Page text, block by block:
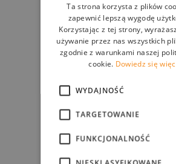
Ta strona korzysta z plików
zapewnić lepszą wygodę
Korzystając z tej strony,
używanie przez nas wszystkich
zgodnie z warunkami naszej
cookie. Dowiedz się
WYDAJNOŚĆ
TARGETOWANIE
FUNKCJONALNOŚĆ